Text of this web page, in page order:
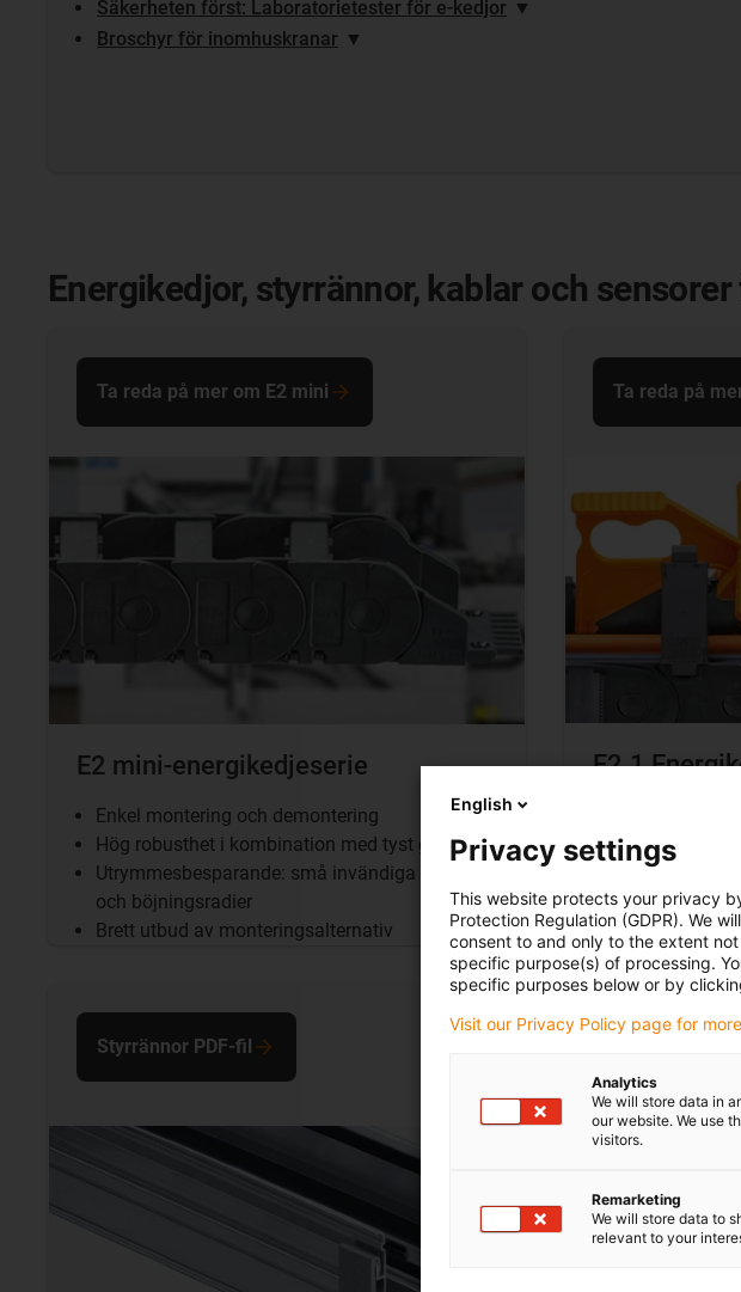
Säkerheten först: Laboratorietester för e-kedjor ▼
Broschyr för inomhuskranar ▼
Energikedjor, styrrännor, kablar och
E2 mini-energikedjeserie
Enkel montering och demontering
Hög robusthet i kombination med tyst gång
Utrymmesbesparande: små invändiga höjder
och böjningsradier
Brett utbud av monteringsalternativ
Ta reda på mer om E2 mini
E2.1
Enkel
Över 850
Beställ ett
Ta reda på
Styrrännor PDF-fil
English
Privacy settings
This website protects your privacy
Protection Regulation (GDPR). We
consent to and only to the extent
specific purpose(s) of processing.
specific purposes below or by
Visit our Privacy Policy page for more
Analytics
We will store data in
our website. We use
visitors.
Remarketing
We will store data to
relevant to your